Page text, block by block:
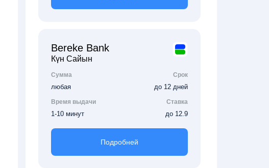
Bereke Bank
Күн Сайын
Сумма Срок
любая до 12 дней
Время выдачи Ставка
1-10 минут до 12.9
Подробней